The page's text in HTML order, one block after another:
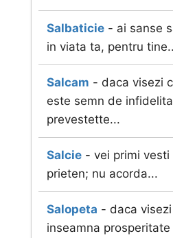
Salbaticie - ai sanse
in viata ta, pentru
Salcam - daca visezi
este semn de
prevestette...
Salcie - vei primi vesti
prieten; nu acorda...
Salopeta - daca
inseamna